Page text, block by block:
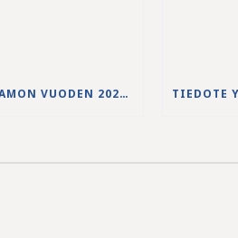
JS-PUHDISTAMON VUODEN 2025 VUOSIKERTOMUS ON JULKAISTU